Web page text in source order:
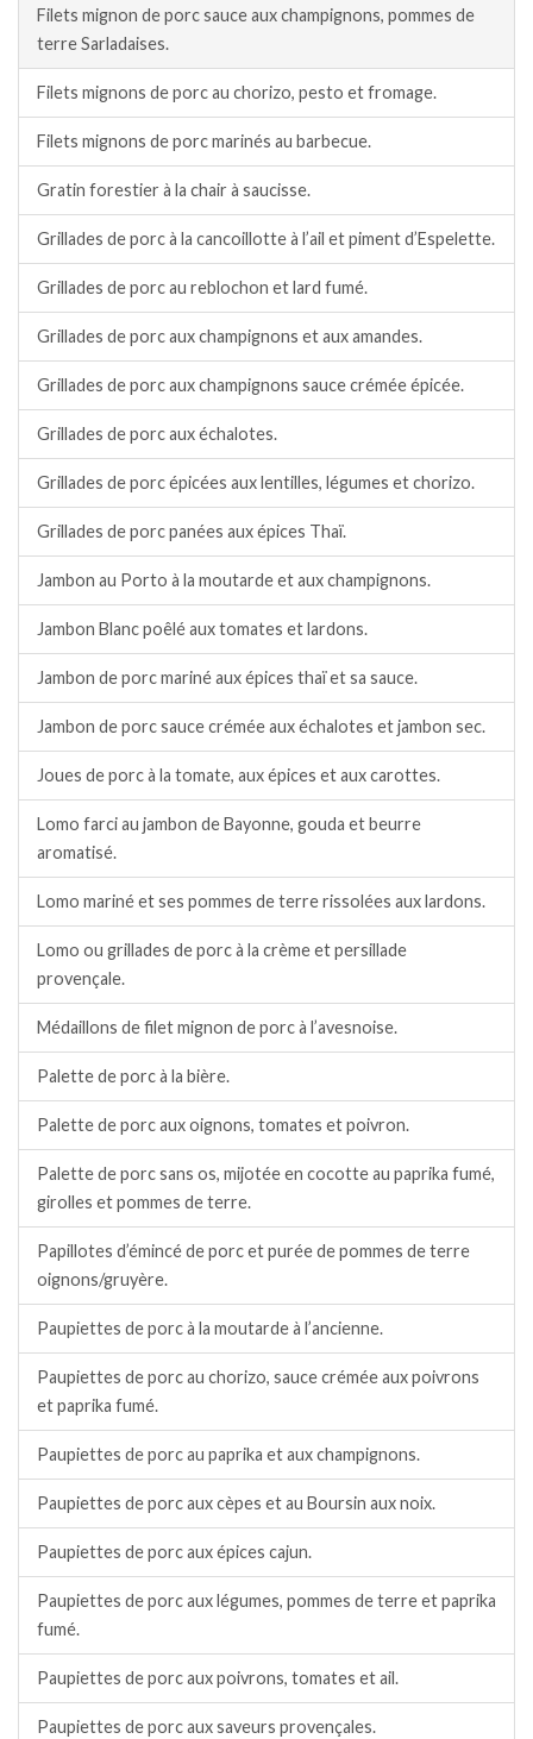
Filets mignon de porc sauce aux champignons, pommes de
terre Sarladaises.
Filets mignons de porc au chorizo, pesto et fromage.
Filets mignons de porc marinés au barbecue.
Gratin forestier à la chair à saucisse.
Grillades de porc à la cancoillotte à l’ail et piment d’Espelette.
Grillades de porc au reblochon et lard fumé.
Grillades de porc aux champignons et aux amandes.
Grillades de porc aux champignons sauce crémée épicée.
Grillades de porc aux échalotes.
Grillades de porc épicées aux lentilles, légumes et chorizo.
Grillades de porc panées aux épices Thaï.
Jambon au Porto à la moutarde et aux champignons.
Jambon Blanc poêlé aux tomates et lardons.
Jambon de porc mariné aux épices thaï et sa sauce.
Jambon de porc sauce crémée aux échalotes et jambon sec.
Joues de porc à la tomate, aux épices et aux carottes.
Lomo farci au jambon de Bayonne, gouda et beurre
aromatisé.
Lomo mariné et ses pommes de terre rissolées aux lardons.
Lomo ou grillades de porc à la crème et persillade
provençale.
Médaillons de filet mignon de porc à l’avesnoise.
Palette de porc à la bière.
Palette de porc aux oignons, tomates et poivron.
Palette de porc sans os, mijotée en cocotte au paprika fumé,
girolles et pommes de terre.
Papillotes d’émincé de porc et purée de pommes de terre
oignons/gruyère.
Paupiettes de porc à la moutarde à l’ancienne.
Paupiettes de porc au chorizo, sauce crémée aux poivrons
et paprika fumé.
Paupiettes de porc au paprika et aux champignons.
Paupiettes de porc aux cèpes et au Boursin aux noix.
Paupiettes de porc aux épices cajun.
Paupiettes de porc aux légumes, pommes de terre et paprika
fumé.
Paupiettes de porc aux poivrons, tomates et ail.
Paupiettes de porc aux saveurs provençales.